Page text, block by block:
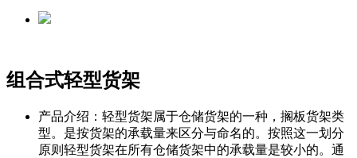
组合式轻型货架
产品介绍： 轻型货架属于仓储货架的一种，搁板货架类
型。是按货架的承载量来区分与命名的。按照这一划分
原则轻型货架在所有仓储货架中的承载量是较小的。通